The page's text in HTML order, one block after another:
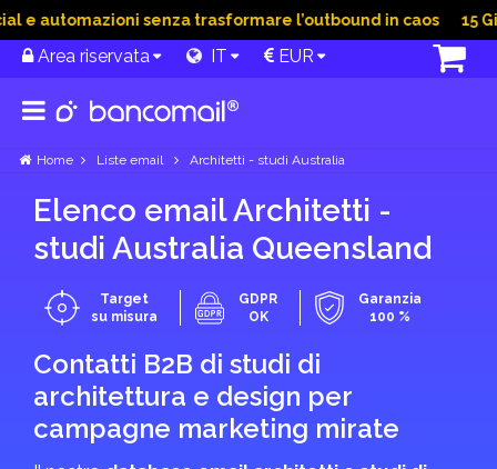
automazioni senza trasformare l’outbound in caos 15
Area riservata IT EUR
Home Liste email Architetti - studi Australia
Elenco email Architetti -
studi Australia Queensland
Target
su misura
GDPR
OK
Garanzia
100 %
Contatti B2B di studi di
architettura e design per
campagne marketing mirate